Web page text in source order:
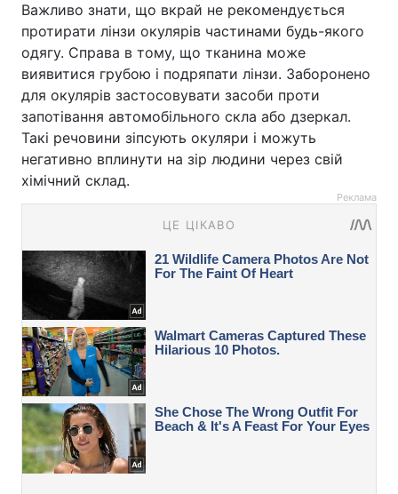
Важливо знати, що вкрай не рекомендується
протирати лінзи окулярів частинами будь-якого
одягу. Справа в тому, що тканина може
виявитися грубою і подряпати лінзи. Заборонено
для окулярів застосовувати засоби проти
запотівання автомобільного скла або дзеркал.
Такі речовини зіпсують окуляри і можуть
негативно вплинути на зір людини через свій
хімічний склад.
Реклама